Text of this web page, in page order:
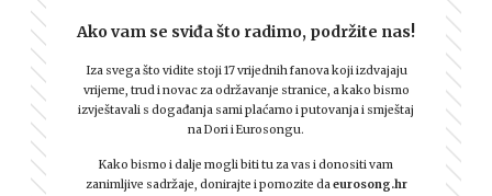
Ako vam se sviđa što radimo, podržite nas!
Iza svega što vidite stoji 17 vrijednih fanova koji izdvajaju
vrijeme, trud i novac za održavanje stranice, a kako bismo
izvještavali s događanja sami plaćamo i putovanja i smještaj
na Dori i Eurosongu.
Kako bismo i dalje mogli biti tu za vas i donositi vam
zanimljive sadržaje, donirajte i pomozite daeurosong.hr